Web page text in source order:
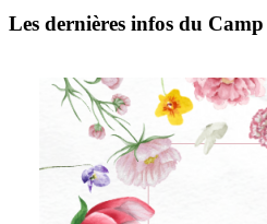
Les dernières infos du Camp